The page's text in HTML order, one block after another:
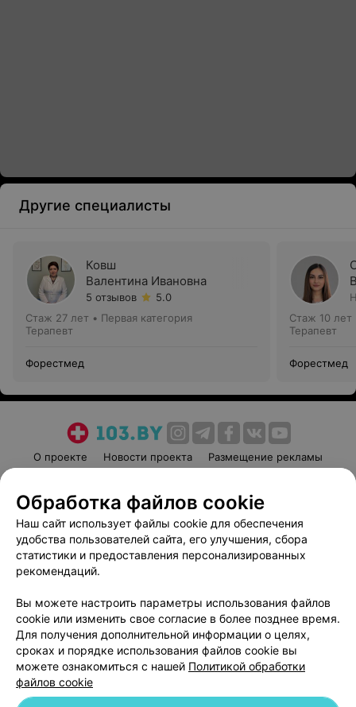
Другие специалисты
Ковш
Валентина Ивановна
5 отзывов
5.0
Стаж 27 лет • Первая категория
Терапевт
Форестмед
Стаж 10 лет
Терапевт
Форестмед
О проекте Новости проекта
Размещение рекламы
Пользовательское соглашение
Способы оплаты
Вакансии
Партнеры
Написать руководителю 103.by
Обработка персональных данных
Обработка файлов cookie
Наш сайт использует файлы cookie для обеспечения
удобства пользователей сайта, его улучшения, сбора
статистики и предоставления персонализированных
рекомендаций.
Вы можете настроить параметры использования файлов
cookie или изменить свое согласие в более позднее время.
Для получения дополнительной информации о целях,
сроках и порядке использования файлов cookie вы
можете ознакомиться с нашей Политикой обработки
файлов cookie